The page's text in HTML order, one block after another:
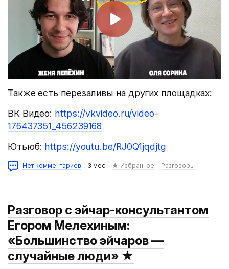
Также есть перезаливы на других площадках:
ВК Видео: https://vkvideo.ru/video-
176437351_456239168
Ютьюб: https://youtu.be/RJ0Q1jqdjtg
Нет комментариев 3 мес ★ Избранное Разговоры
Разговор с эйчар-консультантом
Егором Мелехиным:
«Большинство эйчаров —
случайные люди» ★